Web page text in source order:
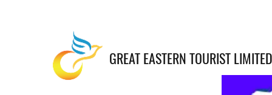
GREAT EASTERN TOURIST LIMITED